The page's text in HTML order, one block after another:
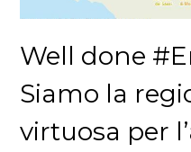
Well done
Siamo la
virtuosa per